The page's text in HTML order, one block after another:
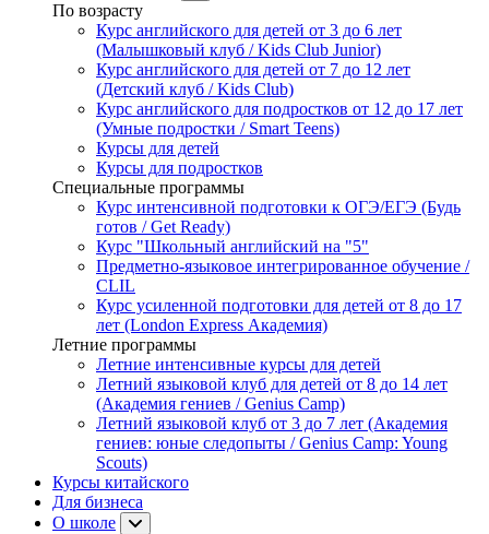
По возрасту
Курс английского для детей от 3 до 6 лет
(Малышковый клуб / Kids Club Junior)
Курс английского для детей от 7 до 12 лет
(Детский клуб / Kids Club)
Курс английского для подростков от 12 до 17 лет
(Умные подростки / Smart Teens)
Курсы для детей
Курсы для подростков
Специальные программы
Курс интенсивной подготовки к ОГЭ/ЕГЭ (Будь
готов / Get Ready)
Курс "Школьный английский на "5"
Предметно-языковое интегрированное обучение /
CLIL
Курс усиленной подготовки для детей от 8 до 17
лет (London Express Академия)
Летние программы
Летние интенсивные курсы для детей
Летний языковой клуб для детей от 8 до 14 лет
(Академия гениев / Genius Camp)
Летний языковой клуб от 3 до 7 лет (Академия
гениев: юные следопыты / Genius Camp: Young
Scouts)
Курсы китайского
Для бизнеса
О школе